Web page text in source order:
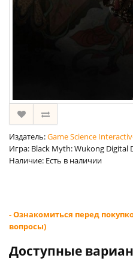
Издатель:Game Science
Игра: Black Myth: Wukong Digital
Наличие: Есть в наличии
- Ознакомиться перед
вопросы)
Доступные